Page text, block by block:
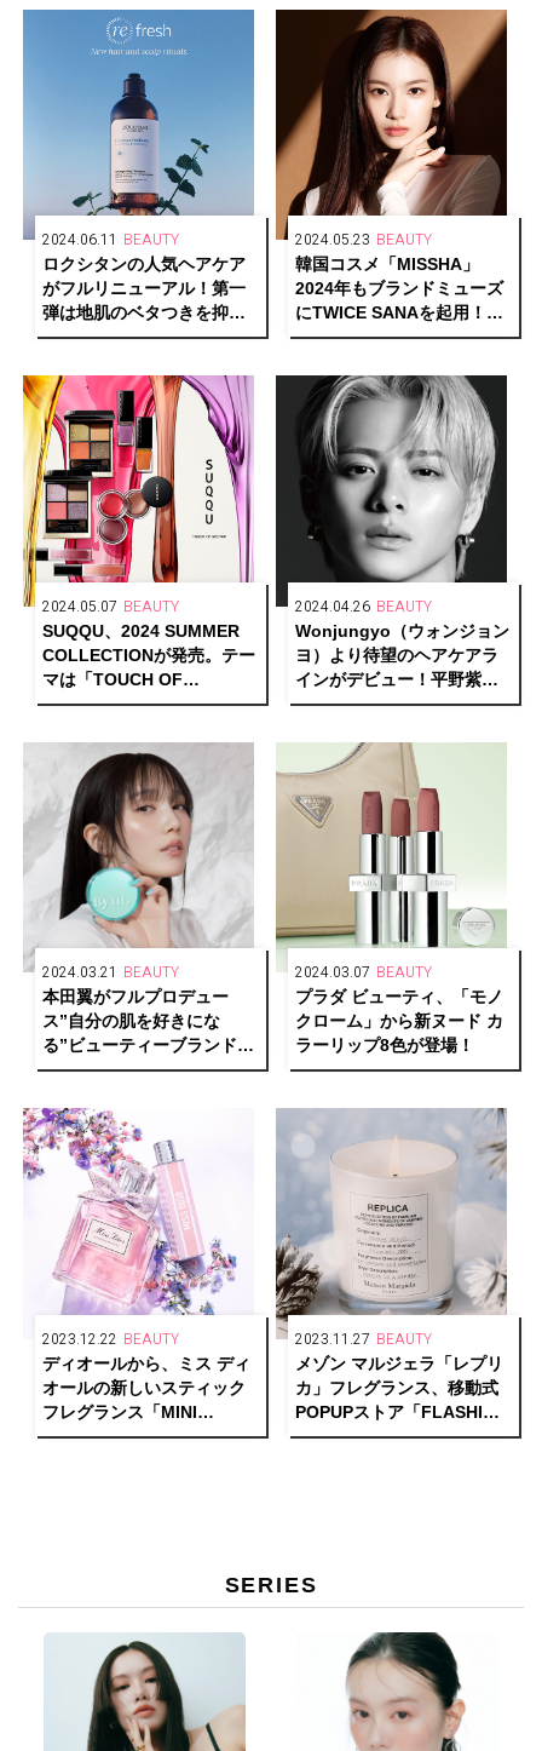
2024.06.11 BEAUTY
ロクシタンの人気ヘアケア
がフルリニューアル！第一
弾は地肌のベタつきを抑え
る「ピュアフレッシュ」シ
2024.05.23 BEAUTY
韓国コスメ「MISSHA」
2024年もブランドミューズ
にTWICE SANAを起用！新
ビジュアルも公開
2024.05.07 BEAUTY
SUQQU、2024 SUMMER
COLLECTIONが発売。テー
マは「TOUCH OF
NECTAR」
2024.04.26 BEAUTY
Wonjungyo（ウォンジョン
ヨ）より待望のヘアケアラ
インがデビュー！平野紫耀
（Number_i）が広告キャラ
2024.03.21 BEAUTY
本田翼がフルプロデュー
ス”自分の肌を好きにな
る”ビューティーブランド
「By ttt.(バイティースリ
2024.03.07 BEAUTY
プラダ ビューティ、「モノ
クローム」から新ヌード カ
ラーリップ8色が登場！
2023.12.22 BEAUTY
ディオールから、ミス ディ
オールの新しいスティック
フレグランス「MINI
MISS」誕生
2023.11.27 BEAUTY
メゾン マルジェラ「レプリ
カ」フレグランス、移動式
POPUPストア「FLASHING
MEMORIES STORE」が期
SERIES